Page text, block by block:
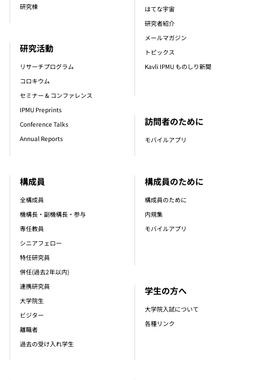
研究棟
構成員
全構成員
機構長・副機構長・参与
専任教員
シニアフェロー
特任研究員
併任(過去2年以内)
連携研究員
大学院生
ビジター
離職者
過去の受け入れ学生
研究活動
リサーチプログラム
コロキウム
セミナー & コンファレンス
IPMU Preprints
Conference Talks
Annual Reports
はてな宇宙
研究者紹介
メールマガジン
トピックス
Kavli IPMU ものしり新聞
訪問者のために
モバイルアプリ
構成員のために
構成員のために
内規集
モバイルアプリ
学生の方へ
大学院入試について
各種リンク